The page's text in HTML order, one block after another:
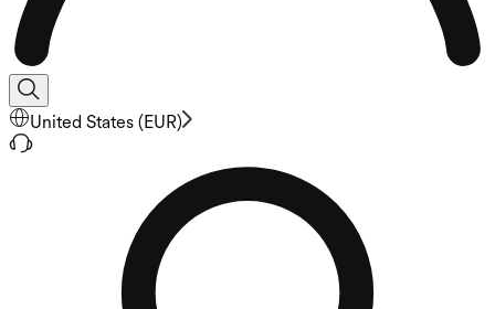
United States (EUR)